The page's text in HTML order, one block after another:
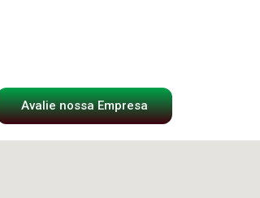
Avalie nossa Empresa